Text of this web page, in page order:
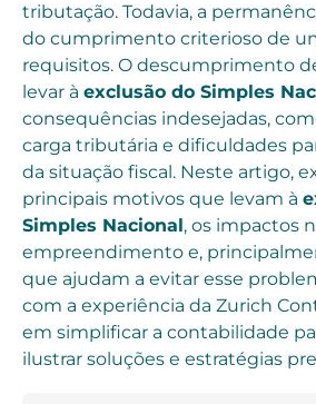
tributação. Todavia, a
do cumprimento criterioso de
requisitos. O descumprimento
levar à exclusão do Simples
consequências indesejadas,
carga tributária e dificuldades
da situação fiscal. Neste artigo,
principais motivos que levam à
Simples Nacional, os impactos
empreendimento e,
que ajudam a evitar esse
com a experiência da Zurich
em simplificar a contabilidade
ilustrar soluções e estratégias